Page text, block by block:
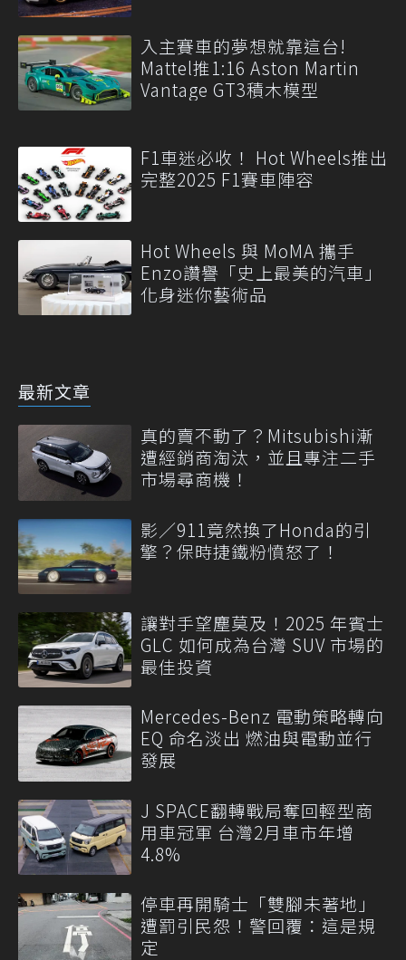
入主賽車的夢想就靠這台!
Mattel推1:16 Aston Martin
Vantage GT3積木模型
F1車迷必收！ Hot Wheels推出
完整2025 F1賽車陣容
Hot Wheels 與 MoMA 攜手
Enzo讚譽「史上最美的汽車」
化身迷你藝術品
最新文章
真的賣不動了？Mitsubishi漸
遭經銷商淘汰，並且專注二手
市場尋商機！
影／911竟然換了Honda的引
擎？保時捷鐵粉憤怒了！
讓對手望塵莫及！2025 年賓士
GLC 如何成為台灣 SUV 市場的
最佳投資
Mercedes-Benz 電動策略轉向
EQ 命名淡出 燃油與電動並行
發展
J SPACE翻轉戰局奪回輕型商
用車冠軍 台灣2月車市年增
4.8%
停車再開騎士「雙腳未著地」
遭罰引民怨！警回覆：這是規
定